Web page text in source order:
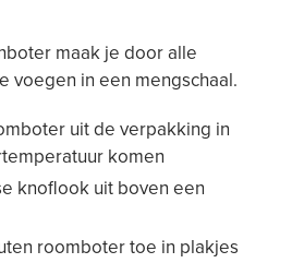
maak je door alle
voegen in een mengschaal.
uit de verpakking in
komen
knoflook uit boven een
roomboter toe in plakjes